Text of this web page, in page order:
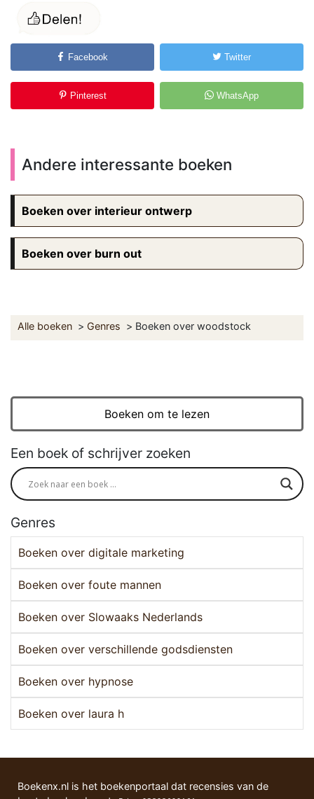
Facebook Twitter
Pinterest WhatsApp
Andere interessante boeken
Boeken over interieur ontwerp
Boeken over burn out
Alle boeken Genres Boeken over woodstock
Boeken om te lezen
Een boek of schrijver zoeken
Genres
Boeken over digitale marketing
Boeken over foute mannen
Boeken over Slowaaks Nederlands
Boeken over verschillende godsdiensten
Boeken over hypnose
Boeken over laura h
Boekenx.nl is het boekenportaal dat recensies van de